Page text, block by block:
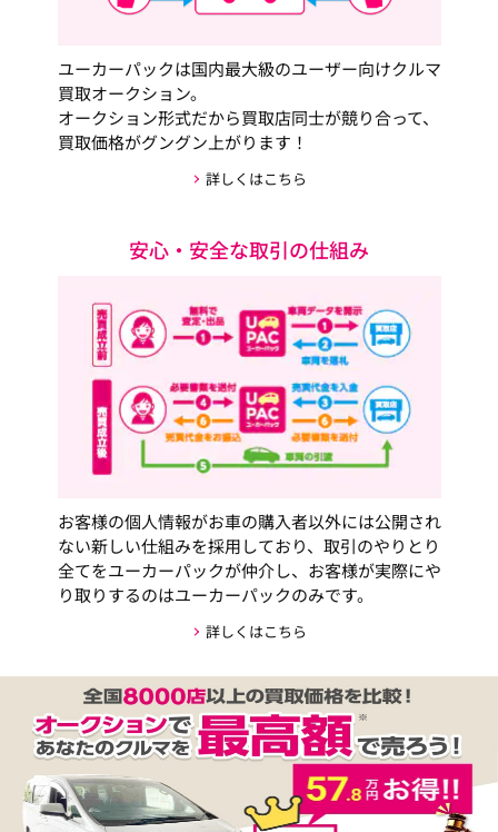
ユーカーパックは国内最大級のユーザー向けクルマ
買取オークション。
オークション形式だから買取店同士が競り合って、
買取価格がグングン上がります！
詳しくはこちら
安心・安全な取引の仕組み
お客様の個人情報がお車の購入者以外には公開され
ない新しい仕組みを採用しており、取引のやりとり
全てをユーカーパックが仲介し、お客様が実際にや
り取りするのはユーカーパックのみです。
詳しくはこちら